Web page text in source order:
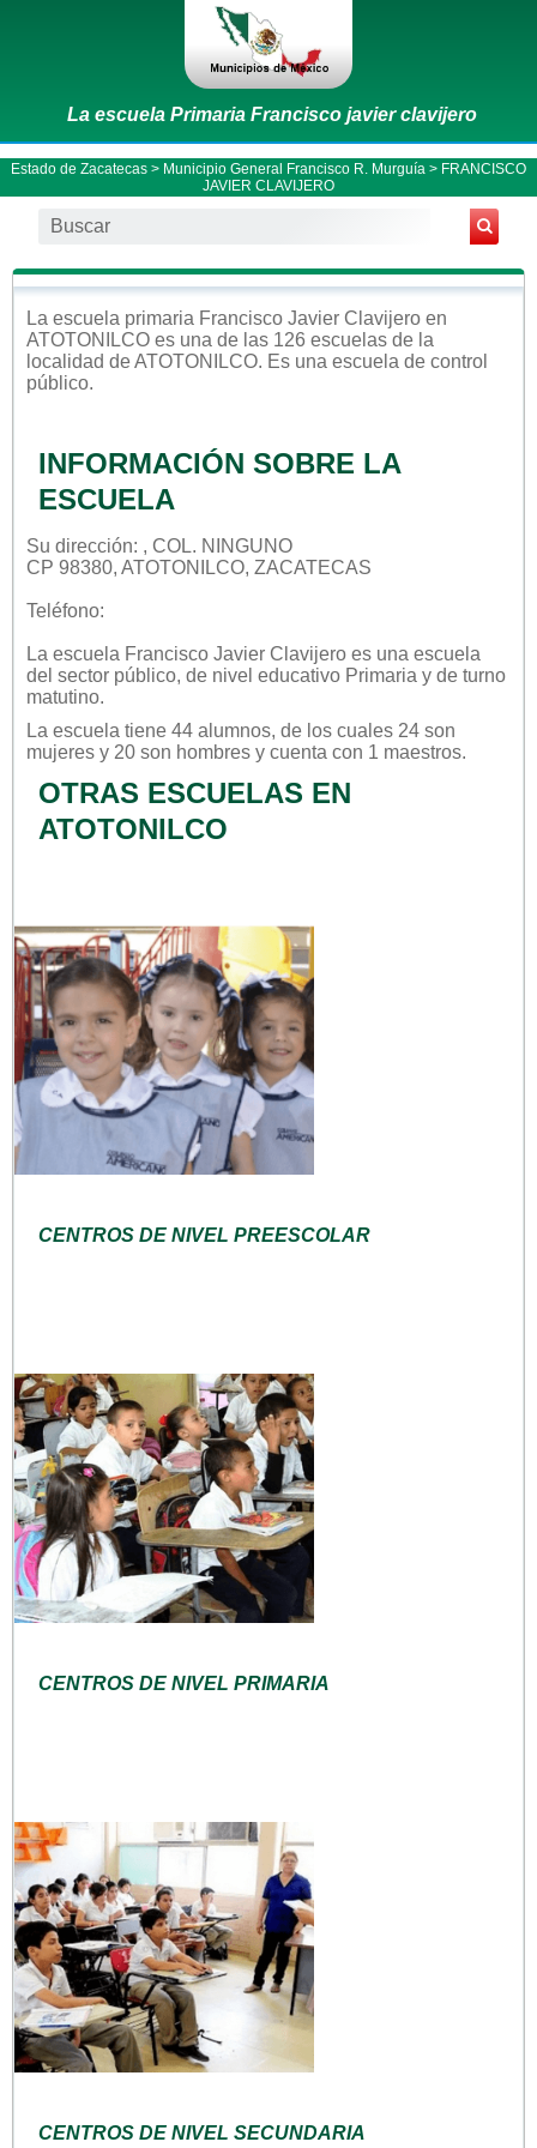
La escuela Primaria Francisco javier clavijero
Estado de Zacatecas > Municipio General Francisco R. Murguía > FRANCISCO
JAVIER CLAVIJERO
La escuela primaria Francisco Javier Clavijero en
ATOTONILCO es una de las 126 escuelas de la
localidad deATOTONILCO. Es una escuela de control
público.
INFORMACIÓN SOBRE LA
ESCUELA
Su dirección: , COL. NINGUNO
CP 98380, ATOTONILCO, ZACATECAS
Teléfono:
La escuela Francisco Javier Clavijero es una escuela
del sector público, de nivel educativo Primaria y de turno
matutino.
La escuela tiene 44 alumnos, de los cuales 24 son
mujeres y 20 son hombres y cuenta con 1 maestros.
OTRAS ESCUELAS EN
ATOTONILCO
CENTROS DE NIVEL PREESCOLAR
CENTROS DE NIVEL PRIMARIA
CENTROS DE NIVEL SECUNDARIA